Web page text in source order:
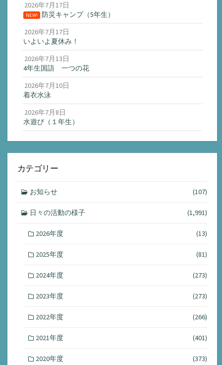
2026年7月17日
NEW!
防災キャンプ（5年生）
2026年7月17日
いよいよ夏休み！
2026年7月13日
4年生国語 一つの花
2026年7月10日
着衣水泳
2026年7月8日
水遊び（１年生）
カテゴリー
お知らせ (107)
日々の活動の様子 (1,991)
2026年度 (13)
2025年度 (81)
2024年度 (273)
2023年度 (273)
2022年度 (266)
2021年度 (401)
2020年度 (373)